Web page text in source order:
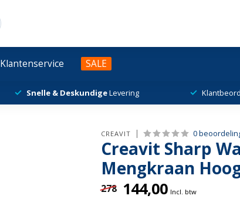
Klantenservice SALE
Snelle & DeskundigeLevering
CREAVIT 0
Creavit Sharp
Mengkraan
278 144,00 Incl. btw